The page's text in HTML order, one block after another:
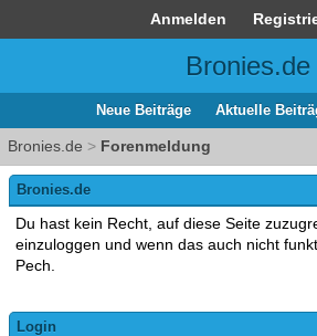
Anmelden
Bronies.de
Neue Beiträge Aktuelle
Bronies.de > Forenmeldung
Bronies.de
Du hast kein Recht, auf diese Seite
einzuloggen und wenn das auch nicht
Pech.
Login